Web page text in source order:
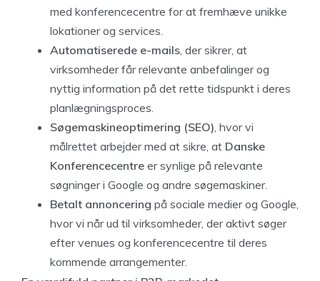
med konferencecentre for at fremhæve unikke
lokationer og services.
Automatiserede e-mails, der sikrer, at
virksomheder får relevante anbefalinger og
nyttig information på det rette tidspunkt i deres
planlægningsproces.
Søgemaskineoptimering (SEO), hvor vi
målrettet arbejder med at sikre, at Danske
Konferencecentre er synlige på relevante
søgninger i Google og andre søgemaskiner.
Betalt annoncering på sociale medier og Google,
hvor vi når ud til virksomheder, der aktivt søger
efter venues og konferencecentre til deres
kommende arrangementer.